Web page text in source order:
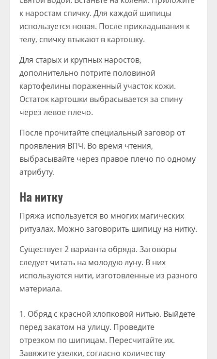
к наростам спичку. Для каждой шипицы
используется новая. После прикладывания к
телу, спичку втыкают в картошку.
Для старых и крупных наростов,
дополнительно потрите половиной
картофелины пораженный участок кожи.
Остаток картошки выбрасывается за спину
через левое плечо.
После прочитайте специальный заговор от
проявления ВПЧ. Во время чтения,
выбрасывайте через правое плечо по одному
атрибуту.
На нитку
Пряжа используется во многих магических
ритуалах. Можно заговорить шипицу на нитку.
Существует 2 варианта обряда. Заговоры
следует читать на молодую луну. В них
используются нити, изготовленные из разного
материала.
Обряд с красной хлопковой нитью. Выйдете
перед закатом на улицу. Проведите
отрезком по шипицам. Пересчитайте их.
Завяжите узелки, согласно количеству